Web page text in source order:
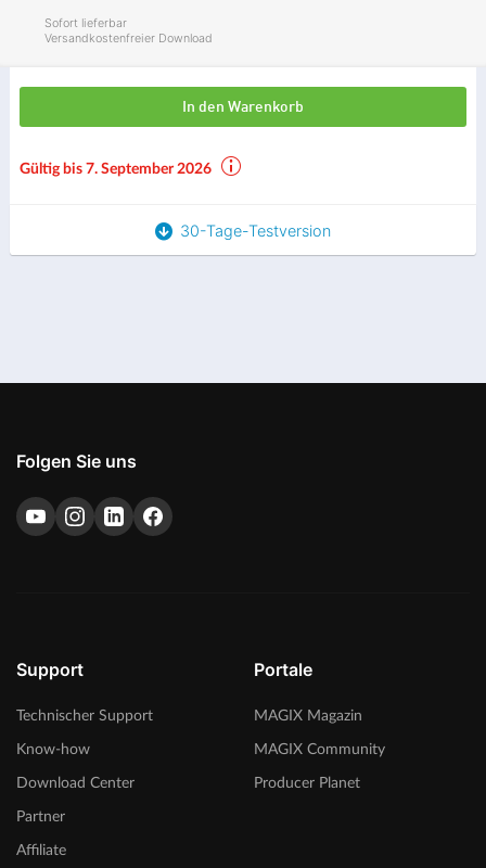
Sofort lieferbar
Versandkostenfreier Download
In den Warenkorb
Gültig bis 7. September 2026
30-Tage-Testversion
Folgen Sie uns
Support
Technischer Support
Know-how
Download Center
Partner
Affiliate
Portale
MAGIX Magazin
MAGIX Community
Producer Planet